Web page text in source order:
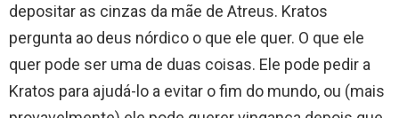
depositar as cinzas da mãe de Atreus. Kratos
pergunta ao deus nórdico o que ele quer. O que ele
quer pode ser uma de duas coisas. Ele pode pedir a
Kratos para ajudá-lo a evitar o fim do mundo, ou (mais